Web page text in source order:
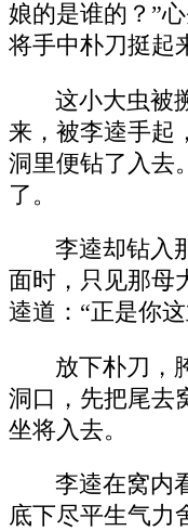
娘的是谁的？”
将手中朴刀挺起
这小大虫被
来，被李逵手起
洞里便钻了入去
了。
李逵却钻入
面时，只见那母
逵道：“正是你
放下朴刀，
洞口，先把尾去
坐将入去。
李逵在窝内
底下尽平生气力